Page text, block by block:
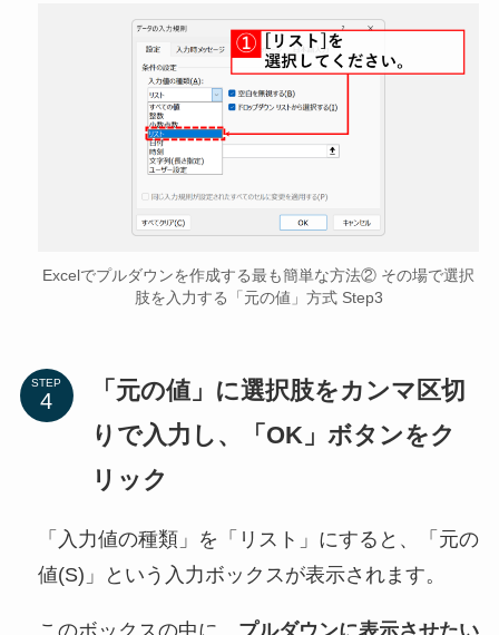
Excelでプルダウンを作成する最も簡単な方法② その場で選択
肢を入力する「元の値」方式 Step3
STEP
「元の値」に選択肢をカンマ区切
りで入力し、「OK」ボタンをク
リック
「入力値の種類」を「リスト」にすると、「元の
値(S)」という入力ボックスが表示されます。